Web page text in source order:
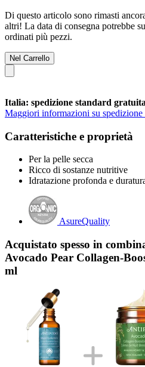
Di questo articolo sono rimasti
altri! La data di consegna potrebbe
ordinati più pezzi.
Nel Carrello
Italia: spedizione standard gratuita
Maggiori informazioni su spedizione
Caratteristiche e proprietà
Per la pelle secca
Ricco di sostanze nutritive
Idratazione profonda e
AsureQuality
Acquistato spesso in
Avocado Pear Collagen-
ml